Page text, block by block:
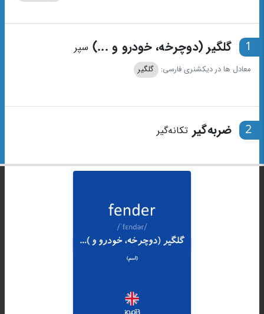
1 گلگیر (دوچرخه، خودرو و ...) سپر
معادل ها در دیکشنری فارسی: گلگیر
2 ضربه‌گیر تکانه‌گیر